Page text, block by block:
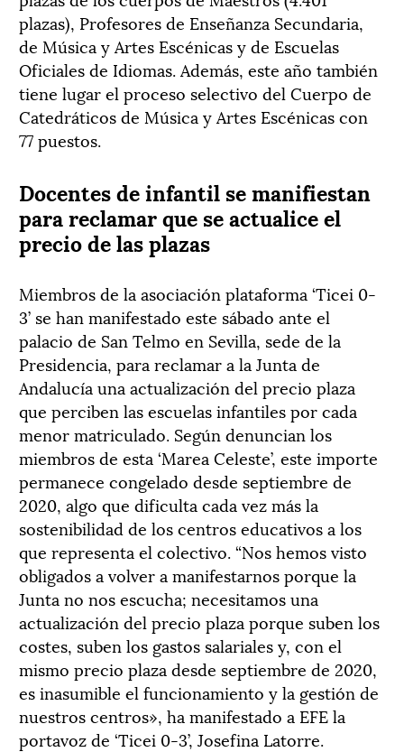
plazas), Profesores de Enseñanza Secundaria,
de Música y Artes Escénicas y de Escuelas
Oficiales de Idiomas. Además, este año también
tiene lugar el proceso selectivo del Cuerpo de
Catedráticos de Música y Artes Escénicas con
77 puestos.
Docentes de infantil se manifiestan
para reclamar que se actualice el
precio de las plazas
Miembros de la asociación plataforma ‘Ticei 0-
3’ se han manifestado este sábado ante el
palacio de San Telmo en Sevilla, sede de la
Presidencia, para reclamar a la Junta de
Andalucía una actualización del precio plaza
que perciben las escuelas infantiles por cada
menor matriculado. Según denuncian los
miembros de esta ‘Marea Celeste’, este importe
permanece congelado desde septiembre de
2020, algo que dificulta cada vez más la
sostenibilidad de los centros educativos a los
que representa el colectivo. “Nos hemos visto
obligados a volver a manifestarnos porque la
Junta no nos escucha; necesitamos una
actualización del precio plaza porque suben los
costes, suben los gastos salariales y, con el
mismo precio plaza desde septiembre de 2020,
es inasumible el funcionamiento y la gestión de
nuestros centros», ha manifestado a EFE la
portavoz de ‘Ticei 0-3’, Josefina Latorre.